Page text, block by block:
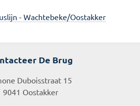
- Wachtebeke/Oostakker
De Brug
Duboisstraat 15
9041 Oostakker